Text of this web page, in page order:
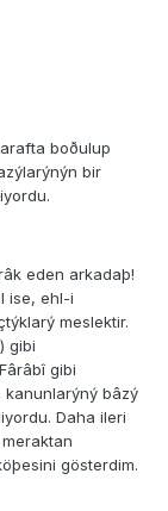
boðulup
bir
eden arkadaþ!
ise, ehl-i
meslektir.
gibi
gibi
kanunlarýný bâzý
Daha ileri
gösterdim.